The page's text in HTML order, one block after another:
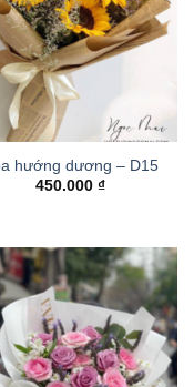
hướng dương – D15
450.000 ₫